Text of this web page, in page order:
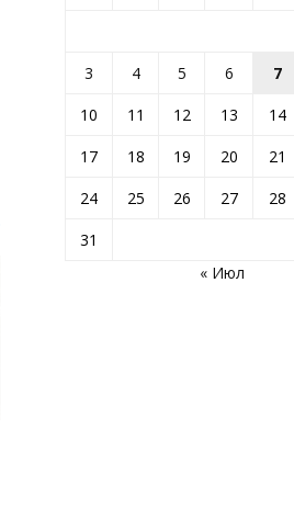
3
4 5 6 7
10
11 12 13 14
17
18 19 20 21
24
25 26 27 28
31
« Июл